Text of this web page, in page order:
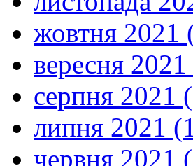
жовтня 2021
вересня
серпня 2021
липня 2021
червня 2021